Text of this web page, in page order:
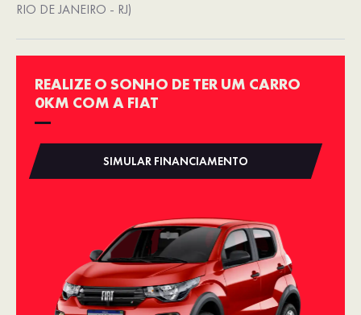
RIO DE JANEIRO - RJ)
REALIZE O SONHO DE TER UM CARRO
0KM COM A FIAT
SIMULAR FINANCIAMENTO